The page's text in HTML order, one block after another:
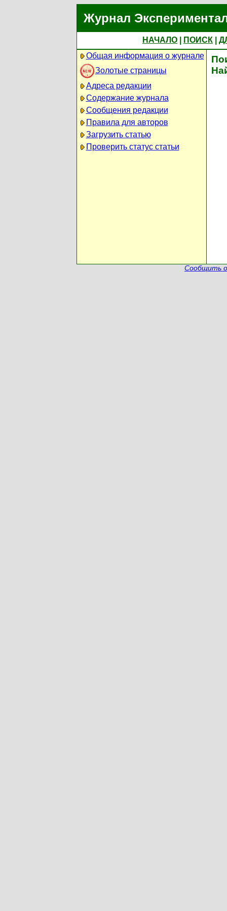
Журнал
НАЧАЛО ПОИСК
Общая информация о журнале
Золотые страницы
Адреса редакции
Содержание журнала
Сообщения редакции
Правила для авторов
Загрузить статью
Проверить статус статьи
Сообщить о